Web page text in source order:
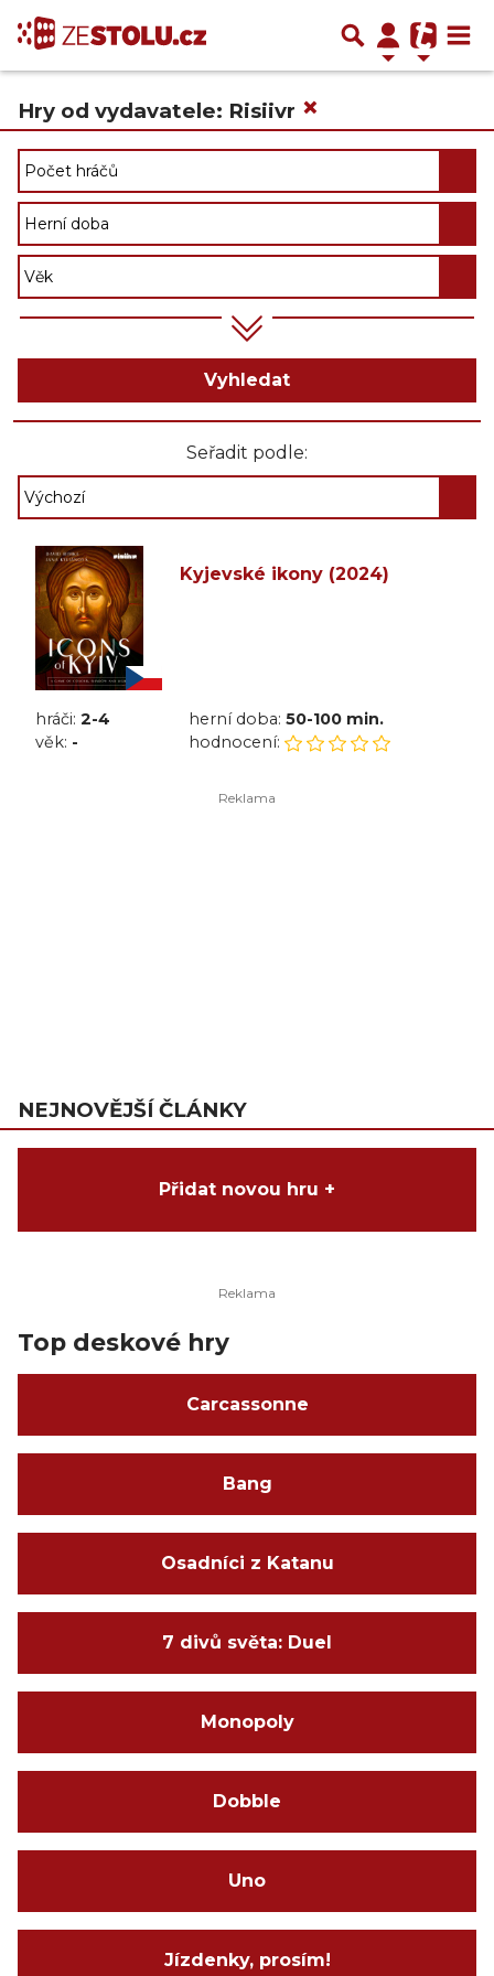
Hry od vydavatele: Risiivr ×
Vyhledat
Seřadit podle:
Kyjevské ikony (2024)
hráči: 2-4 herní doba: 50-100 min.
věk: - hodnocení:
NEJNOVĚJŠÍ ČLÁNKY
Přidat novou hru +
Top deskové hry
Carcassonne
Bang
Osadníci z Katanu
7 divů světa: Duel
Monopoly
Dobble
Uno
Jízdenky, prosím!